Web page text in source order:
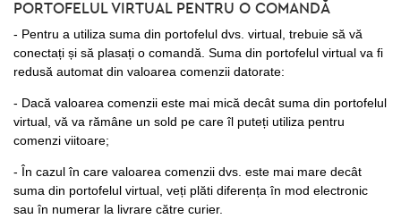
PORTOFELUL VIRTUAL PENTRU O COMANDĂ
- Pentru a utiliza suma din portofelul dvs. virtual, trebuie să vă
conectați și să plasați o comandă. Suma din portofelul virtual va fi
redusă automat din valoarea comenzii datorate:
- Dacă valoarea comenzii este mai mică decât suma din portofelul
virtual, vă va rămâne un sold pe care îl puteți utiliza pentru
comenzi viitoare;
- În cazul în care valoarea comenzii dvs. este mai mare decât
suma din portofelul virtual, veți plăti diferența în mod electronic
sau în numerar la livrare către curier.